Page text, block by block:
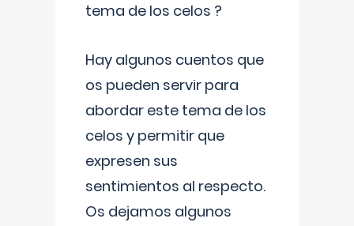
tema de los celos ?
Hay algunos cuentos que
os pueden servir para
abordar este tema de los
celos y permitir que
expresen sus
sentimientos al respecto.
Os dejamos algunos